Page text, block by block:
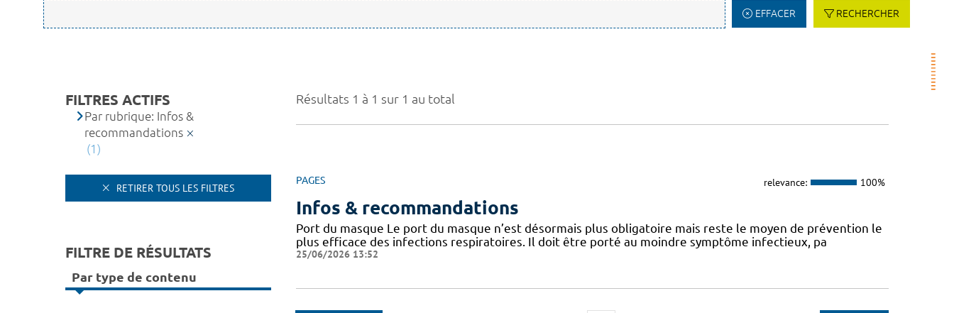
EFFACER RECHERCHER
Résultats 1 à 1 sur 1 au total
PAGES relevance: 100%
Infos & recommandations
Port du masque Le port du masque n’est désormais plus obligatoire mais reste le moyen de prévention le
plus efficace des infections respiratoires. Il doit être porté au moindre symptôme infectieux, pa
25/06/2026 13:52
FILTRES ACTIFS
Par rubrique: Infos &
recommandations
(1)
RETIRER TOUS LES FILTRES
FILTRE DE RÉSULTATS
Par type de contenu